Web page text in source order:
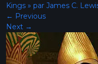
Kings » par James C.
← Previous
Next →